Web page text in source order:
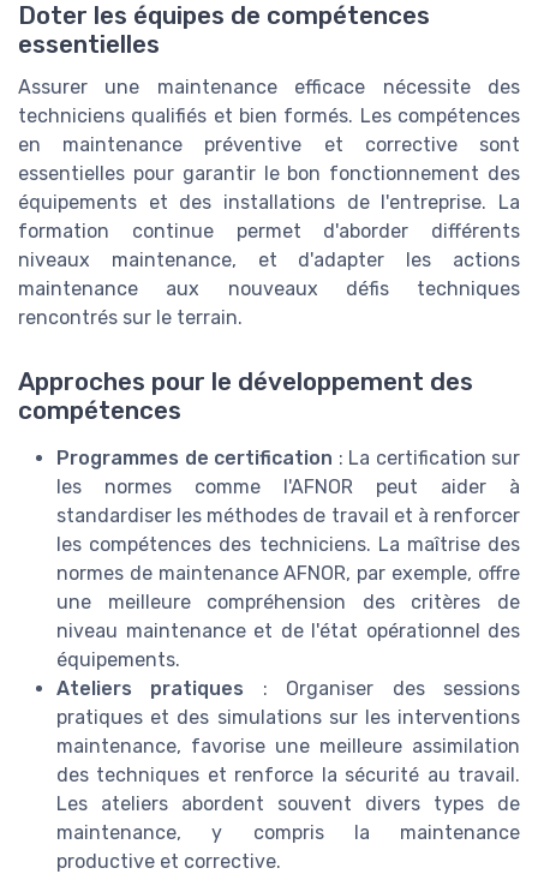
Doter les équipes de compétences
essentielles
Assurer une maintenance efficace nécessite des
techniciens qualifiés et bien formés. Les compétences
en maintenance préventive et corrective sont
essentielles pour garantir le bon fonctionnement des
équipements et des installations de l'entreprise. La
formation continue permet d'aborder différents
niveaux maintenance, et d'adapter les actions
maintenance aux nouveaux défis techniques
rencontrés sur le terrain.
Approches pour le développement des
compétences
Programmes de certification : La certification sur
les normes comme l'AFNOR peut aider à
standardiser les méthodes de travail et à renforcer
les compétences des techniciens. La maîtrise des
normes de maintenance AFNOR, par exemple, offre
une meilleure compréhension des critères de
niveau maintenance et de l'état opérationnel des
équipements.
Ateliers pratiques : Organiser des sessions
pratiques et des simulations sur les interventions
maintenance, favorise une meilleure assimilation
des techniques et renforce la sécurité au travail.
Les ateliers abordent souvent divers types de
maintenance, y compris la maintenance
productive et corrective.